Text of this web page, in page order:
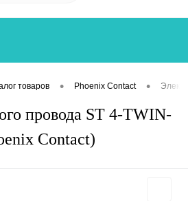
товаров • Phoenix Contact •
провода ST 4-TWIN-
Contact)